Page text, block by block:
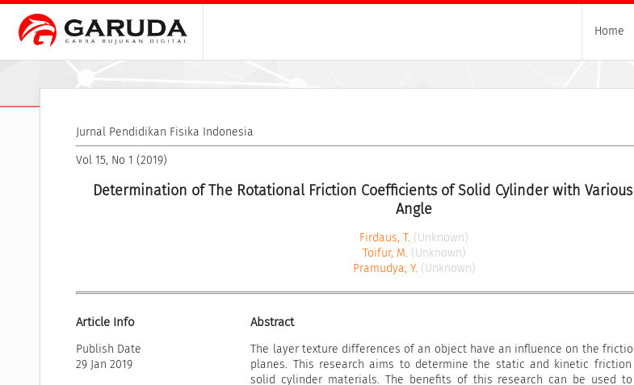
Home
Jurnal Pendidikan Fisika Indonesia
Vol 15, No 1 (2019)
Determination of The Rotational Friction Coefficients of Solid Cylinder with
Angle
Firdaus, T. (Unknown)
Toifur, M. (Unknown)
Pramudya, Y. (Unknown)
Article Info
Publish Date
29 Jan 2019
Abstract
The layer texture differences of an object have an influence on the
planes. This research aims to determine the static and kinetic
solid cylinder materials. The benefits of this research can be used